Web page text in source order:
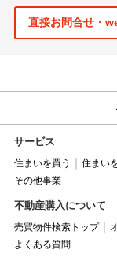
直接お問合せ・
サービス
住まいを買う 住まい
その他事業
不動産購入について
売買物件検索トップ
よくある質問